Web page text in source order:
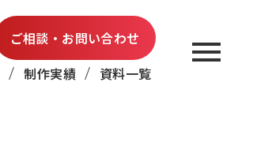
制作実績 資料一覧
ご相談・お問い合わせ